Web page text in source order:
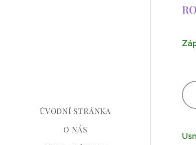
ÚVODNÍ STRÁNKA
O NÁS